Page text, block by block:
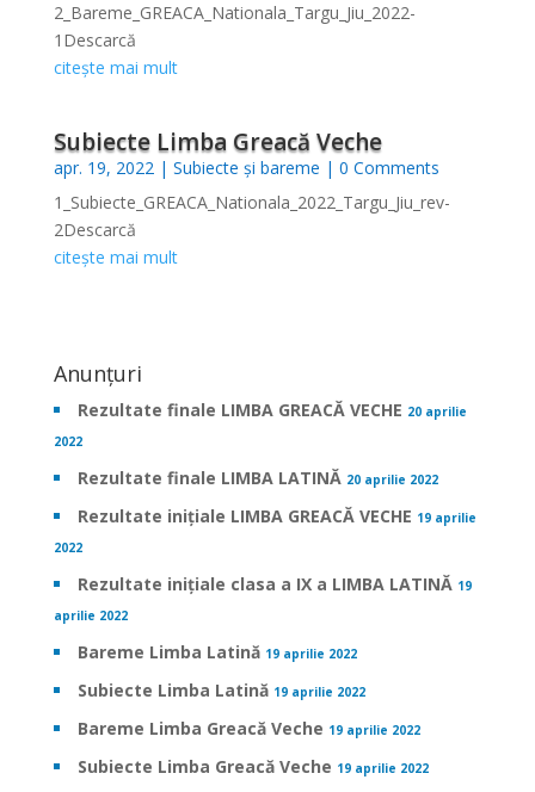
2_Bareme_GREACA_Nationala_Targu_Jiu_2022-
1Descarcă
citește mai mult
Subiecte Limba Greacă Veche
apr. 19, 2022| Subiecte și bareme | 0 Comments
1_Subiecte_GREACA_Nationala_2022_Targu_Jiu_rev-
2Descarcă
citește mai mult
Anunțuri
Rezultate finale LIMBA GREACĂ VECHE 20 aprilie
2022
Rezultate finale LIMBA LATINĂ 20 aprilie 2022
Rezultate inițiale LIMBA GREACĂ VECHE 19 aprilie
2022
Rezultate inițiale clasa a IX a LIMBA LATINĂ 19
aprilie 2022
Bareme Limba Latină 19 aprilie 2022
Subiecte Limba Latină 19 aprilie 2022
Bareme Limba Greacă Veche 19 aprilie 2022
Subiecte Limba Greacă Veche 19 aprilie 2022